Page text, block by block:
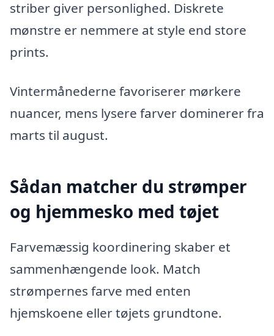
striber giver personlighed. Diskrete
mønstre er nemmere at style end store
prints.
Vintermånederne favoriserer mørkere
nuancer, mens lysere farver dominerer fra
marts til august.
Sådan matcher du strømper
og hjemmesko med tøjet
Farvemæssig koordinering skaber et
sammenhængende look. Match
strømpernes farve med enten
hjemskoene eller tøjets grundtone.